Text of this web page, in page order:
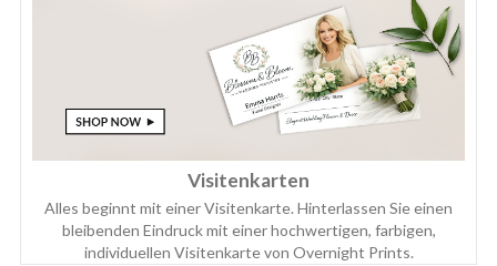
Visitenkarten
Alles beginnt mit einer Visitenkarte. Hinterlassen Sie einen
bleibenden Eindruck mit einer hochwertigen, farbigen,
individuellen Visitenkarte von Overnight Prints.